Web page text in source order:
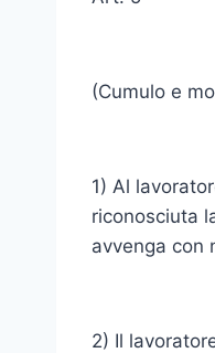
(Cumulo e
1) Al
riconosciuta
avvenga con
2) Il